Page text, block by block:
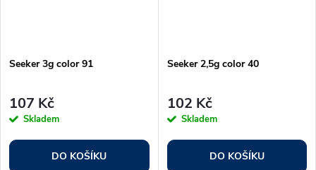
Seeker 3g color 91
107 Kč
Skladem
DO KOŠÍKU
Seeker 2,5g color 40
102 Kč
Skladem
DO KOŠÍKU